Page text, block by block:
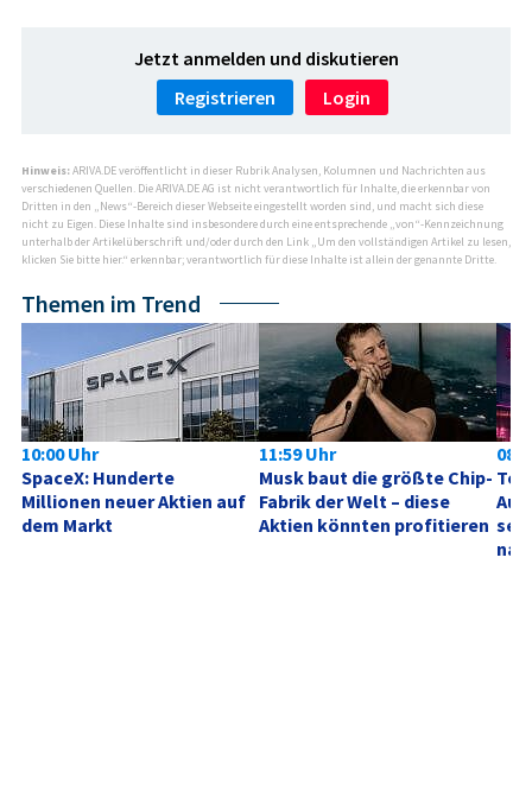
Jetzt anmelden und diskutieren
Registrieren
Login
Hinweis:ARIVA.DE veröffentlicht in dieser Rubrik Analysen, Kolumnen und Nachrichten aus
verschiedenen Quellen. Die ARIVA.DE AG ist nicht verantwortlich für Inhalte, die erkennbar von
Dritten in den „News“-Bereich dieser Webseite eingestellt worden sind, und macht sich diese
nicht zu Eigen. Diese Inhalte sind insbesondere durch eine entsprechende „von“-Kennzeichnung
unterhalb der Artikelüberschrift und/oder durch den Link „Um den vollständigen Artikel zu lesen,
klicken Sie bitte hier.“ erkennbar; verantwortlich für diese Inhalte ist allein der genannte Dritte.
Themen im Trend
10:00 Uhr
SpaceX: Hunderte
Millionen neuer Aktien auf
dem Markt
11:59 Uhr
Musk baut die größte Chip-
Fabrik der Welt – diese
Aktien könnten profitieren